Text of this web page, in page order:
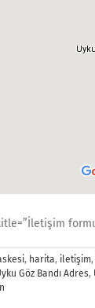
formu
, harita, iletişim,
Göz Bandı Adres,